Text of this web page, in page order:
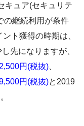
キュア(セキュリテ
の継続利用が条件
ト獲得の時期は、
先になりますが、
円(税抜)
円(税抜)と 2019